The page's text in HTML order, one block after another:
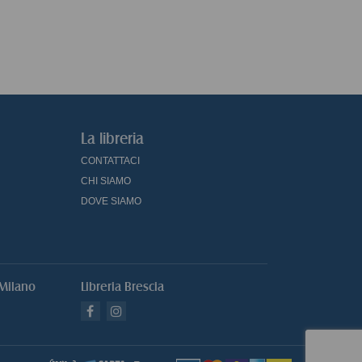
La libreria
CONTATTACI
CHI SIAMO
DOVE SIAMO
Libreria Brescia